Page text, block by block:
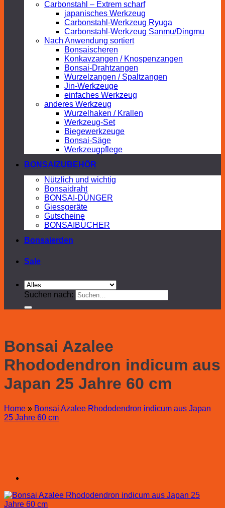
Carbonstahl – Extrem scharf
japanisches Werkzeug
Carbonstahl-Werkzeug Ryuga
Carbonstahl-Werkzeug Sanmu/Dingmu
Nach Anwendung sortiert
Bonsaischeren
Konkavzangen / Knospenzangen
Bonsai-Drahtzangen
Wurzelzangen / Spaltzangen
Jin-Werkzeuge
einfaches Werkzeug
anderes Werkzeug
Wurzelhaken / Krallen
Werkzeug-Set
Biegewerkzeuge
Bonsai-Säge
Werkzeugpflege
BONSAIZUBEHÖR
Nützlich und wichtig
Bonsaidraht
BONSAI-DÜNGER
Giessgeräte
Gutscheine
BONSAIBÜCHER
Bonsaierden
Sale
Suchen nach:
Bonsai Azalee
Rhododendron indicum aus
Japan 25 Jahre 60 cm
Home » Bonsai Azalee Rhododendron indicum aus Japan
25 Jahre 60 cm